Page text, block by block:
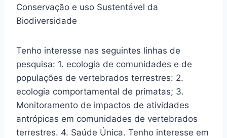
Conservação e uso Sustentável da
Biodiversidade
Tenho interesse nas seguintes linhas de
pesquisa: 1. ecologia de comunidades e de
populações de vertebrados terrestres: 2.
ecologia comportamental de primatas; 3.
Monitoramento de impactos de atividades
antrópicas em comunidades de vertebrados
terrestres. 4. Saúde Única. Tenho interesse em